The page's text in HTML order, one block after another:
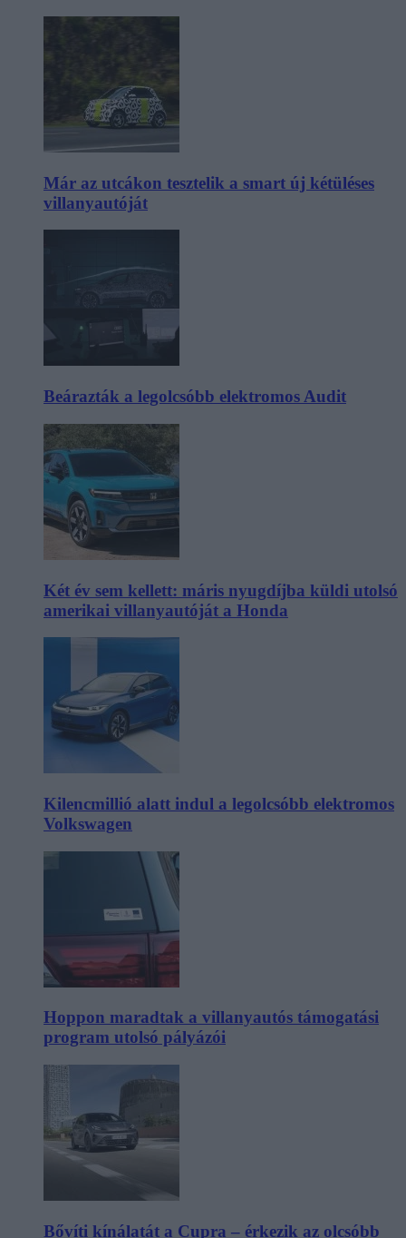
Már az utcákon tesztelik a smart új kétüléses
villanyautóját
Beárazták a legolcsóbb elektromos Audit
Két év sem kellett: máris nyugdíjba küldi utolsó
amerikai villanyautóját a Honda
Kilencmillió alatt indul a legolcsóbb elektromos
Volkswagen
Hoppon maradtak a villanyautós támogatási
program utolsó pályázói
Bővíti kínálatát a Cupra – érkezik az olcsóbb